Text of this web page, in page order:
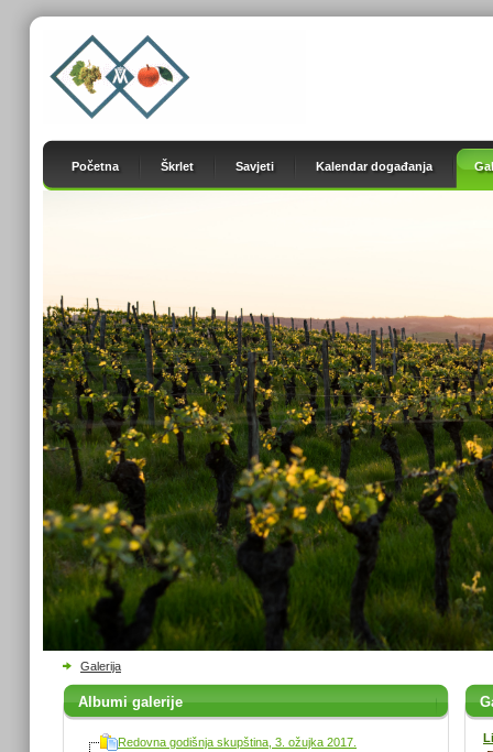
Početna Škrlet Savjeti Kalendar događanja
Galerija
Albumi galerije
Redovna godišnja skupština, 3. ožujka 2017.